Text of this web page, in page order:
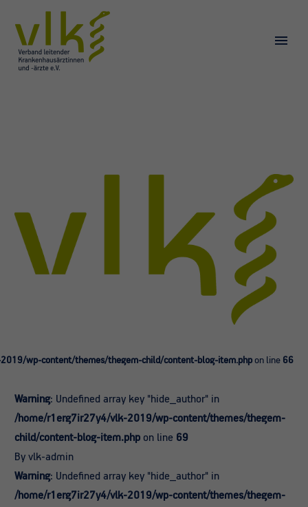
wp-content/themes/thegem-child/content-blog-item.php on line 66
Warning: Undefined array key "hide_author" in
/home/r1erg7ir27y4/vlk-2019/wp-content/themes/thegem-
child/content-blog-item.php on line 69
By vlk-admin
Warning: Undefined array key "hide_author" in
/home/r1erg7ir27y4/vlk-2019/wp-content/themes/thegem-